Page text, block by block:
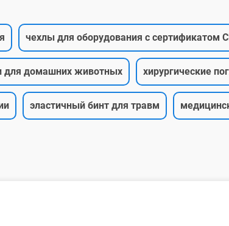
чехлы для оборудования с сертификатом
для домашних животных хирургические
эластичный бинт для травм